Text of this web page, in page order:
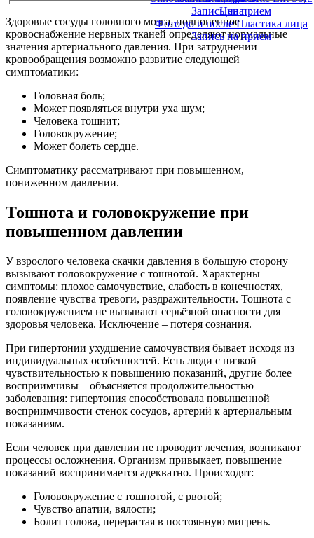
Цена
Фото до и после Пластика лица
Запись на прием
Запись на прием
Здоровые сосуды головного мозга, полноценное
кровоснабжение нервных тканей определяют нормальные
значения артериального давления. При затруднении
кровообращения возможно развитие следующей
симптоматики:
Головная боль;
Может появляться внутри уха шум;
Человека тошнит;
Головокружение;
Может болеть сердце.
Симптоматику рассматривают при повышенном,
пониженном давлении.
Тошнота и головокружение при
повышенном давлении
У взрослого человека скачки давления в большую сторону
вызывают головокружение с тошнотой. Характерны
симптомы: плохое самочувствие, слабость в конечностях,
появление чувства тревоги, раздражительности. Тошнота с
головокружением не вызывают серьёзной опасности для
здоровья человека. Исключение – потеря сознания.
При гипертонии ухудшение самочувствия бывает исходя из
индивидуальных особенностей. Есть люди с низкой
чувствительностью к повышению показаний, другие более
восприимчивы – объясняется продолжительностью
заболевания: гипертония способствовала повышенной
восприимчивости стенок сосудов, артерий к артериальным
показаниям.
Если человек при давлении не проводит лечения, возникают
процессы осложнения. Организм привыкает, повышение
показаний воспринимается адекватно. Происходят:
Головокружение с тошнотой, с рвотой;
Чувство апатии, вялости;
Болит голова, перерастая в постоянную мигрень.